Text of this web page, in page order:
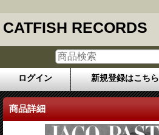
CATFISH RECORDS
ログイン 新規登録はこちら
商品詳細